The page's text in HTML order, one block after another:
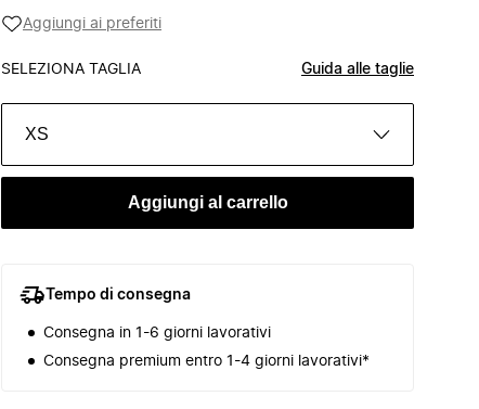
Aggiungi ai preferiti
SELEZIONA TAGLIA Guida alle taglie
XS
Aggiungi al carrello
Tempo di consegna
Consegna in 1-6 giorni lavorativi
Consegna premium entro 1-4 giorni lavorativi*